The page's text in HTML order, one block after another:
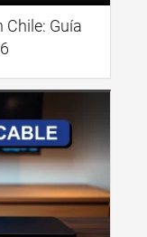
Chile: Guía